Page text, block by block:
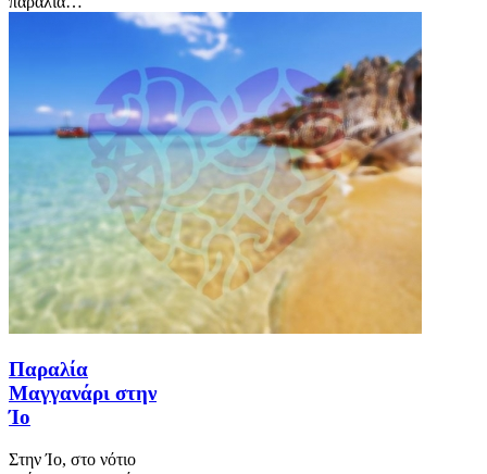
Παραλία
Μαγγανάρι στην
Ίο
Στην Ίο, στο νότιο